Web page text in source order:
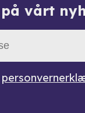
vårt